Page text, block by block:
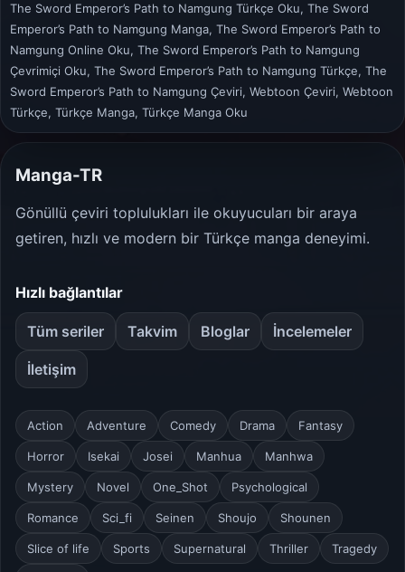
The Sword Emperor’s Path to Namgung Türkçe Oku, The Sword
Emperor’s Path to Namgung Manga, The Sword Emperor’s Path to
Namgung Online Oku, The Sword Emperor’s Path to Namgung
Çevrimiçi Oku, The Sword Emperor’s Path to Namgung Türkçe, The
Sword Emperor’s Path to Namgung Çeviri, Webtoon Çeviri, Webtoon
Türkçe, Türkçe Manga, Türkçe Manga Oku
Manga-TR
Gönüllü çeviri toplulukları ile okuyucuları bir araya
getiren, hızlı ve modern bir Türkçe manga deneyimi.
Hızlı bağlantılar
Tüm seriler Takvim Bloglar İncelemeler
İletişim
Action Adventure Comedy Drama Fantasy
Horror Isekai Josei Manhua Manhwa
Mystery Novel One_Shot Psychological
Romance Sci_fi Seinen Shoujo Shounen
Slice of life Sports Supernatural Thriller Tragedy